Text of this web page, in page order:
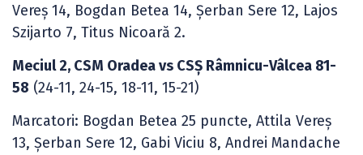
Vereş 14, Bogdan Betea 14, Șerban Sere 12, Lajos
Szijarto 7, Titus Nicoară 2.
Meciul 2, CSM Oradea vs CSȘ Râmnicu-Vâlcea 81-
58 (24-11, 24-15, 18-11, 15-21)
Marcatori: Bogdan Betea 25 puncte, Attila Vereş
13, Șerban Sere 12, Gabi Viciu 8, Andrei Mandache